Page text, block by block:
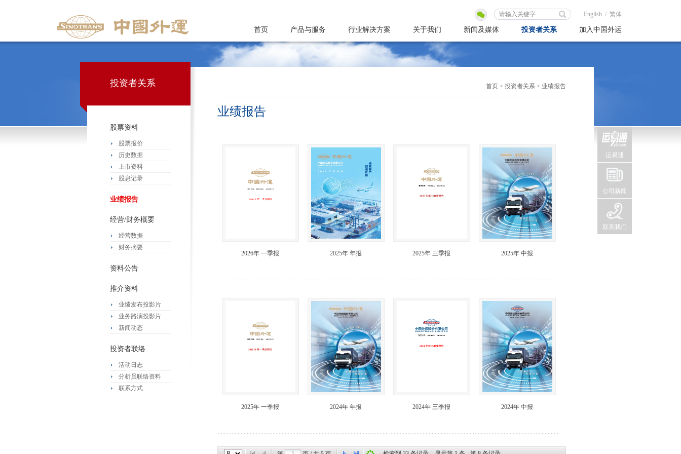
English / 繁体
首页 产品与服务 行业解决方案 关于我们 新闻及媒体 投资者关系 加入中国外运
投资者关系
股票资料
股票报价
历史数据
上市资料
股息记录
业绩报告
经营/财务概要
经营数据
财务摘要
资料公告
推介资料
业绩发布投影片
业务路演投影片
新闻动态
投资者联络
活动日志
分析员联络资料
联系方式
首页 > 投资者关系 > 业绩报告
业绩报告
2026年 一季报 2025年 年报 2025年 三季报 2025年 中报
2025年 一季报 2024年 年报 2024年 三季报 2024年 中报
运易通
公司新闻
联系我们